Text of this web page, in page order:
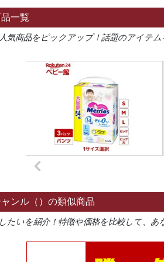
一覧
気商品をピックアップ！話題のアイテム
ンル（）の類似商品
たいを紹介！特徴や価格を比較して、